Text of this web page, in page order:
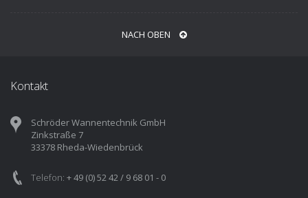
NACH OBEN
Kontakt
Schröder Wannentechnik GmbH
Zinkstraße 7
33378 Rheda-Wiedenbrück
Telefon: + 49 (0) 52 42 / 9 68 01 - 0